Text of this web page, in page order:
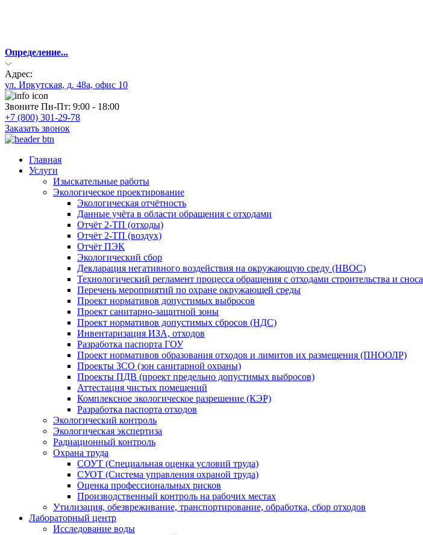
Определение...
Адрес:
ул. Иркутская, д. 48а, офис 10
Звоните Пн-Пт: 9:00 - 18:00
+7 (800) 301-29-78
Заказать звонок
Главная
Услуги
Изыскательные работы
Экологическое проектирование
Экологическая отчётность
Данные учёта в области обращения с отходами
Отчёт 2-ТП (отходы)
Отчёт 2-ТП (воздух)
Отчёт ПЭК
Экологический сбоp
Декларация негативного воздействия на окружающую среду (НВОС)
Технологический регламент процесса обращения c отходами строительства и сноса
Перечень мероприятий по охране окружающей среды
Проект нормативов допустимых выбросов
Проект санитарно-защитной зоны
Проект нормативов допустимых сбросов (НДС)
Инвентаризация ИЗА, отходов
Разработка паспорта ГОУ
Проект нормативов образования отходов и лимитов их размещения (ПНООЛР)
Проекты ЗСО (зон санитарной охраны)
Проекты ПДВ (проект предельно допустимых выбросов)
Аттестация чистых помещений
Комплексное экологическое разрешение (КЭР)
Разработка паспорта отходов
Экологический контроль
Экологическая экспертиза
Радиационный контроль
Охрана труда
СОУТ (Специальная оценка условий труда)
СУОТ (Система управления охраной труда)
Оценка профессиональных рисков
Производственный контроль на рабочих местах
Утилизация, обезвреживание, транспортирование, обработка, сбор отходов
Лабораторный центр
Исследование воды